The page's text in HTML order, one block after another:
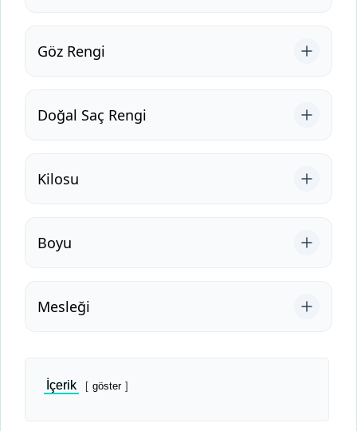
Göz Rengi
Doğal Saç Rengi
Kilosu
Boyu
Mesleği
İçerik göster